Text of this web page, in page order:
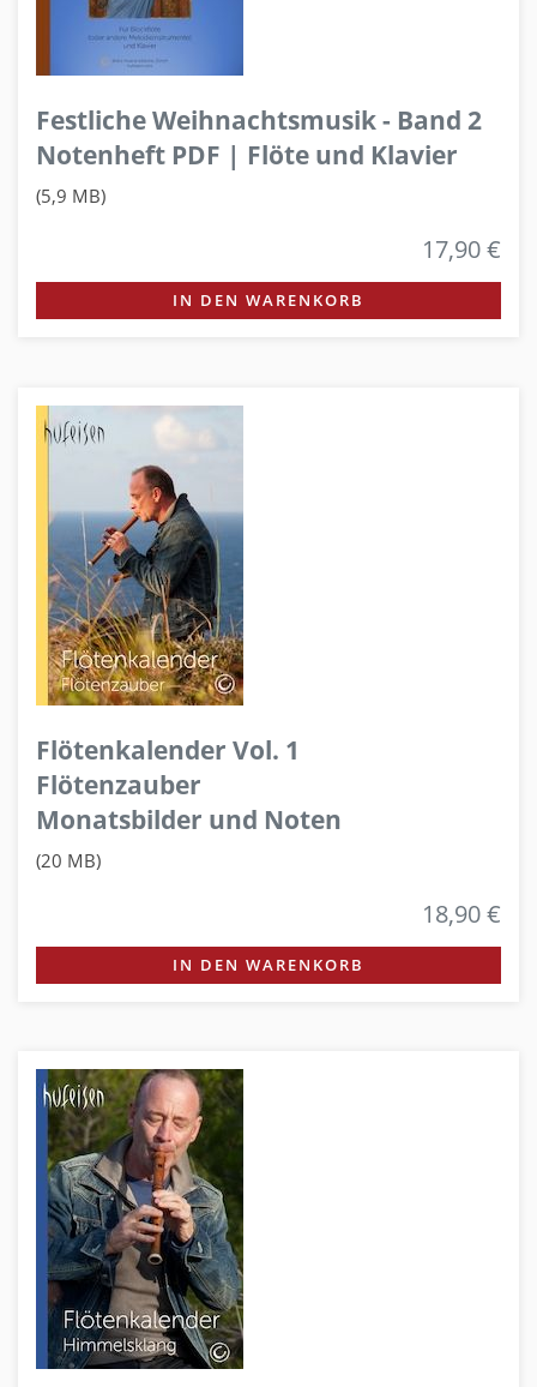
Festliche Weihnachtsmusik - Band 2
Notenheft PDF | Flöte und Klavier
(5,9 MB)
17,90 €
IN DEN WARENKORB
Flötenkalender Vol. 1
Flötenzauber
Monatsbilder und Noten
(20 MB)
18,90 €
IN DEN WARENKORB